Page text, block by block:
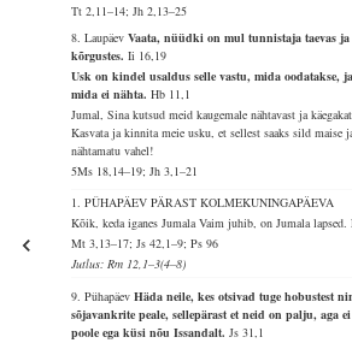
Tt 2,11–14; Jh 2,13–25
8. LaupäevVaata, nüüdki on mul tunnistaja taevas ja
kõrgustes.Ii 16,19
Usk on kindel usaldus selle vastu, mida oodatakse,
mida ei nähta.Hb 11,1
Jumal, Sina kutsud meid kaugemale nähtavast ja
Kasvata ja kinnita meie usku, et sellest saaks sild maise
nähtamatu vahel!
5Ms 18,14–19; Jh 3,1–21
1. PÜHAPÄEV PÄRAST KOLMEKUNINGAPÄEVA
Kõik, keda iganes Jumala Vaim juhib, on Jumala lapsed.
Mt 3,13–17; Js 42,1–9; Ps 96
Jutlus: Rm 12,1–3(4–8)
9. PühapäevHäda neile, kes otsivad tuge hobustest
sõjavankrite peale, sellepärast et neid on palju, aga
poole ega küsi nõu Issandalt.Js 31,1